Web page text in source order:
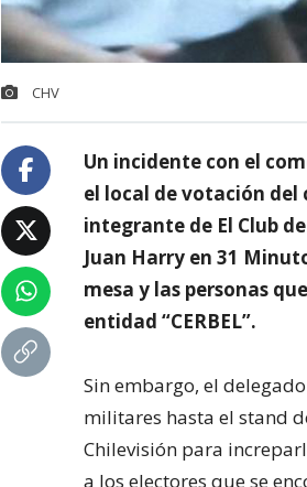
CHV
Un incidente con el
el local de votación del
integrante de El Club
Juan Harry en 31
mesa y las personas
entidad “CERBEL”.
Sin embargo, el
militares hasta el stand
Chilevisión para
a los electores que se